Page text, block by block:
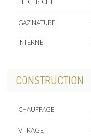
ELECTRICITÉ
GAZ NATUREL
INTERNET
CONSTRUCTION
CHAUFFAGE
VITRAGE